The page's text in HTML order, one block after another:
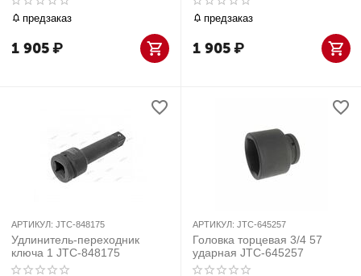
предзаказ
1 905₽
предзаказ
1 905₽
АРТИКУЛ: JTC-848175
Удлинитель-переходник
ключа 1 JTC-848175
АРТИКУЛ: JTC-645257
Головка торцевая 3/4 57
ударная JTC-645257